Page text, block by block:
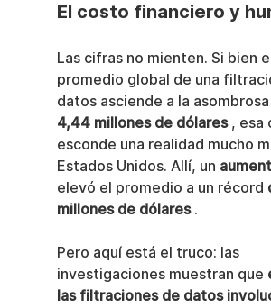
El costo financiero y
Las cifras no mienten. Si bien
promedio global de una
datos asciende a la
4,44 millones de dólares , esa
esconde una realidad mucho
Estados Unidos. Allí, un
elevó el promedio a un récord
millones de dólares .
Pero aquí está el truco: las
investigaciones muestran que
las filtraciones de datos